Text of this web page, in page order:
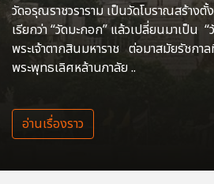
วัดอรุณราชวราราม เป็นวัดโบราณสร้าง
เรียกว่า “วัดมะกอก” แล้วเปลี่ยนมาเป็น
พระเจ้าตากสินมหาราช ต่อมาสมัยรัชกา
พระพุทธเลิศหล้านภาลัย ..
อ่านเรื่องราว